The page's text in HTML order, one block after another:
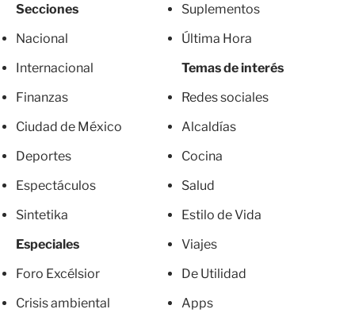
Secciones
Nacional
Internacional
Finanzas
Ciudad de México
Deportes
Espectáculos
Sintetika
Especiales
Foro Excélsior
Crisis ambiental
Suplementos
Última Hora
Temas de interés
Redes sociales
Alcaldías
Cocina
Salud
Estilo de Vida
Viajes
De Utilidad
Apps